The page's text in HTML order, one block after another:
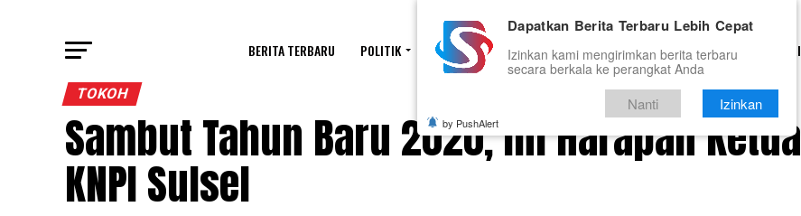
BERITA TERBARU POLITIK HUKUM PENDIDIKAN OLAHRAGA OPINI TNI DAN POLRI
TOKOH
Sambut Tahun Baru 2020, Ini Harapan Ketua
KNPI Sulsel
Dapatkan Berita Terbaru Lebih Cepat
Izinkan kami mengirimkan berita terbaru
secara berkala ke perangkat Anda
Nanti Izinkan
by PushAlert